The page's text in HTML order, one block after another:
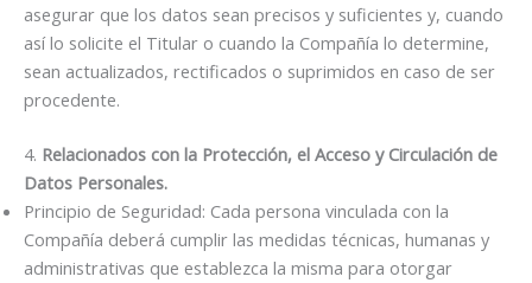
asegurar que los datos sean precisos y suficientes y, cuando
así lo solicite el Titular o cuando la Compañía lo determine,
sean actualizados, rectificados o suprimidos en caso de ser
procedente.
4. Relacionados con la Protección, el Acceso y Circulación de
Datos Personales.
Principio de Seguridad: Cada persona vinculada con la
Compañía deberá cumplir las medidas técnicas, humanas y
administrativas que establezca la misma para otorgar